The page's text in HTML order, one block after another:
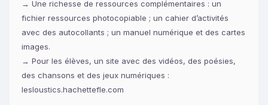
→ Une richesse de ressources complémentaires : un
fichier ressources photocopiable ; un cahier d’activités
avec des autocollants ; un manuel numérique et des cartes
images.
→ Pour les élèves, un site avec des vidéos, des poésies,
des chansons et des jeux numériques :
lesloustics.hachettefle.com